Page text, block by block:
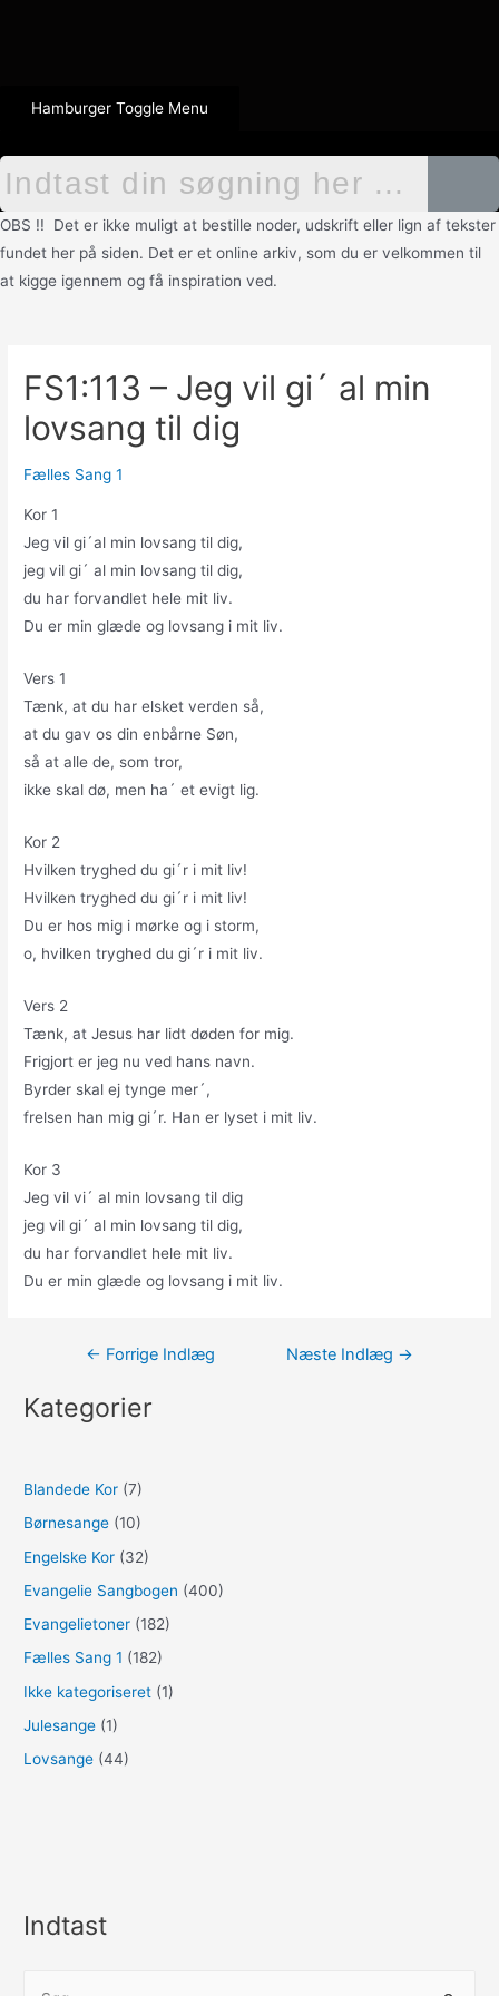
Hamburger Toggle Menu
OBS !! Det er ikke muligt at bestille noder, udskrift eller lign af tekster
fundet her på siden. Det er et online arkiv, som du er velkommen til
at kigge igennem og få inspiration ved.
FS1:113 – Jeg vil gi´ al min
lovsang til dig
Fælles Sang 1
Kor 1
Jeg vil gi´al min lovsang til dig,
jeg vil gi´ al min lovsang til dig,
du har forvandlet hele mit liv.
Du er min glæde og lovsang i mit liv.
Vers 1
Tænk, at du har elsket verden så,
at du gav os din enbårne Søn,
så at alle de, som tror,
ikke skal dø, men ha´ et evigt lig.
Kor 2
Hvilken tryghed du gi´r i mit liv!
Hvilken tryghed du gi´r i mit liv!
Du er hos mig i mørke og i storm,
o, hvilken tryghed du gi´r i mit liv.
Vers 2
Tænk, at Jesus har lidt døden for mig.
Frigjort er jeg nu ved hans navn.
Byrder skal ej tynge mer´,
frelsen han mig gi´r. Han er lyset i mit liv.
Kor 3
Jeg vil vi´ al min lovsang til dig
jeg vil gi´ al min lovsang til dig,
du har forvandlet hele mit liv.
Du er min glæde og lovsang i mit liv.
Indlægsnavigation
← Forrige Indlæg Næste Indlæg →
Kategorier
Blandede Kor (7)
Børnesange (10)
Engelske Kor (32)
Evangelie Sangbogen (400)
Evangelietoner (182)
Fælles Sang 1 (182)
Ikke kategoriseret (1)
Julesange (1)
Lovsange (44)
Indtast